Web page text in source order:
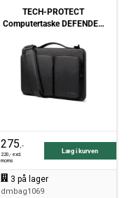
TECH-PROTECT
Computertaske DEFENDER
275,-
220,- excl.
moms
Læg i kurven
3 på lager
dmbag1069